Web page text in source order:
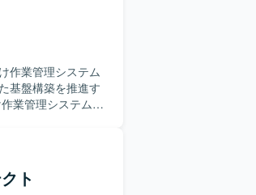
き、要件定義や
の移行や、
だける環境です。
はOracleから
ケーション実装や
作業管理システム
基盤構築を推進す
ネットワークや
に落とし込んで
ーク設計、ECS
ト